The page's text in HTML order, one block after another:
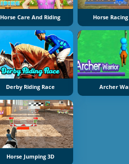
Horse Care And Riding Horse
Derby Riding Race Archer
Horse Jumping 3D